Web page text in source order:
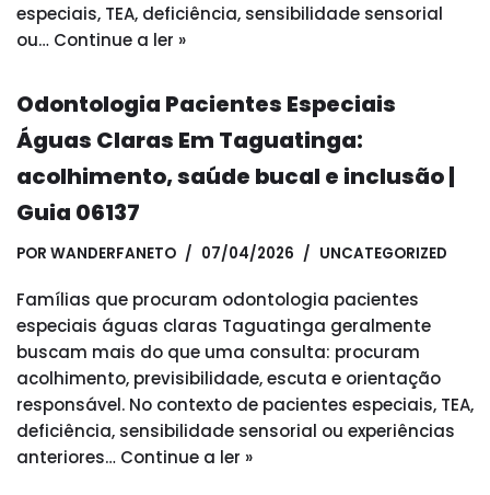
especiais, TEA, deficiência, sensibilidade sensorial
ou… Continue a ler »
Odontologia Pacientes Especiais
Águas Claras Em Taguatinga:
acolhimento, saúde bucal e inclusão |
Guia 06137
POR WANDERFANETO 07/04/2026 UNCATEGORIZED
Famílias que procuram odontologia pacientes
especiais águas claras Taguatinga geralmente
buscam mais do que uma consulta: procuram
acolhimento, previsibilidade, escuta e orientação
responsável. No contexto de pacientes especiais, TEA,
deficiência, sensibilidade sensorial ou experiências
anteriores… Continue a ler »